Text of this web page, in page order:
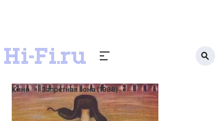
Кино Запретная зона (1988)